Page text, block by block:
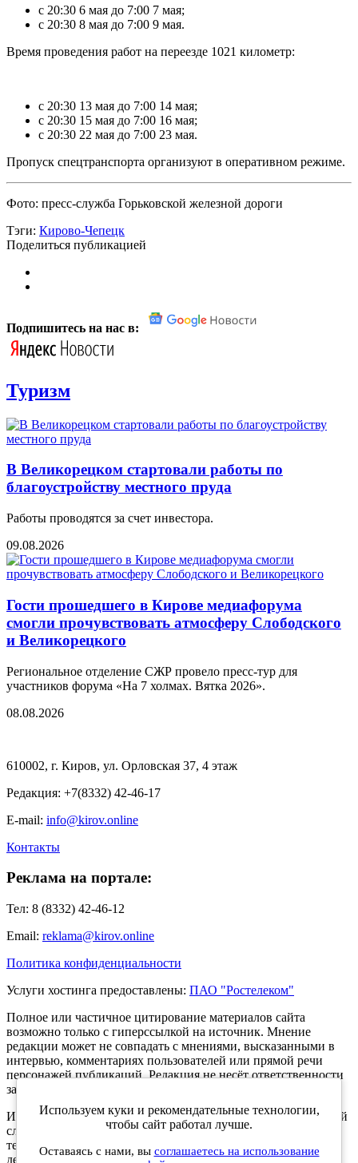
с 20:30 6 мая до 7:00 7 мая;
с 20:30 8 мая до 7:00 9 мая.
Время проведения работ на переезде 1021 километр:
с 20:30 13 мая до 7:00 14 мая;
с 20:30 15 мая до 7:00 16 мая;
с 20:30 22 мая до 7:00 23 мая.
Пропуск спецтранспорта организуют в оперативном режиме.
Фото: пресс-служба Горьковской железной дороги
Тэги: Кирово-Чепецк
Поделиться публикацией
Подпишитесь на нас в:
Туризм
В Великорецком стартовали работы по
благоустройству местного пруда
Работы проводятся за счет инвестора.
09.08.2026
Гости прошедшего в Кирове медиафорума
смогли прочувствовать атмосферу Слободского
и Великорецкого
Региональное отделение СЖР провело пресс-тур для
участников форума «На 7 холмах. Вятка 2026».
08.08.2026
610002, г. Киров, ул. Орловская 37, 4 этаж
Редакция: +7(8332) 42-46-17
E-mail: info@kirov.online
Контакты
Реклама на портале:
Тел: 8 (8332) 42-46-12
Email: reklama@kirov.online
Политика конфиденциальности
Услуги хостинга предоставлены: ПАО "Ростелеком"
Полное или частичное цитирование материалов сайта
возможно только с гиперссылкой на источник. Мнение
редакции может не совпадать с мнениями, высказанными в
интервью, комментариях пользователей или прямой речи
персонажей публикаций. Редакция не несёт ответственности
за текст комментариев читателей.
Интернет-портал Kirov.online зарегистрирован в Федеральной
службе по надзору в сфере связи, информационных
технологий и массовых коммуникаций (Роскомнадзор) 5
декабря 2019 года. Регистрационный номер ЭЛ № ФС 77 -
Используем куки и рекомендательные технологии,
чтобы сайт работал лучше.
Оставаясь с нами, вы соглашаетесь на использование